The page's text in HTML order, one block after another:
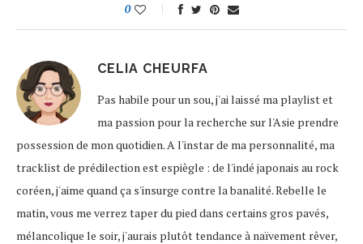
0
CELIA CHEURFA
Pas habile pour un sou, j'ai laissé ma playlist et
ma passion pour la recherche sur l'Asie prendre
possession de mon quotidien. A l'instar de ma personnalité, ma
tracklist de prédilection est espiègle : de l'indé japonais au rock
coréen, j'aime quand ça s'insurge contre la banalité. Rebelle le
matin, vous me verrez taper du pied dans certains gros pavés,
mélancolique le soir, j'aurais plutôt tendance à naïvement rêver,